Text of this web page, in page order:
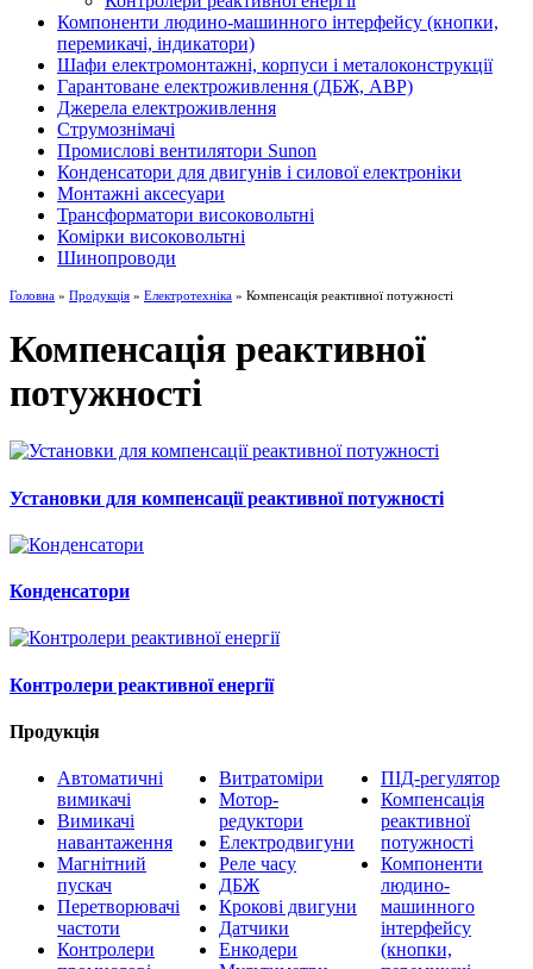
Компоненти людино-машинного інтерфейсу (кнопки,
перемикачі, індикатори)
Шафи електромонтажні, корпуси і металоконструкції
Гарантоване електроживлення (ДБЖ, АВР)
Джерела електроживлення
Струмознімачі
Промислові вентилятори Sunon
Конденсатори для двигунів і силової електроніки
Монтажні аксесуари
Трансформатори високовольтні
Комірки високовольтні
Шинопроводи
Головна » Продукція » Електротехніка » Компенсація реактивної потужності
Компенсація реактивної
потужності
Установки для компенсації реактивної потужності
Конденсатори
Контролери реактивної енергії
Продукція
Автоматичні
вимикачі
Вимикачі
навантаження
Магнітний
пускач
Перетворювачі
частоти
Контролери
Витратоміри
Мотор-
редуктори
Електродвигуни
Реле часу
ДБЖ
Крокові двигуни
Датчики
Енкодери
ПІД-регулятор
Компенсація
реактивної
потужності
Компоненти
людино-
машинного
інтерфейсу
(кнопки,